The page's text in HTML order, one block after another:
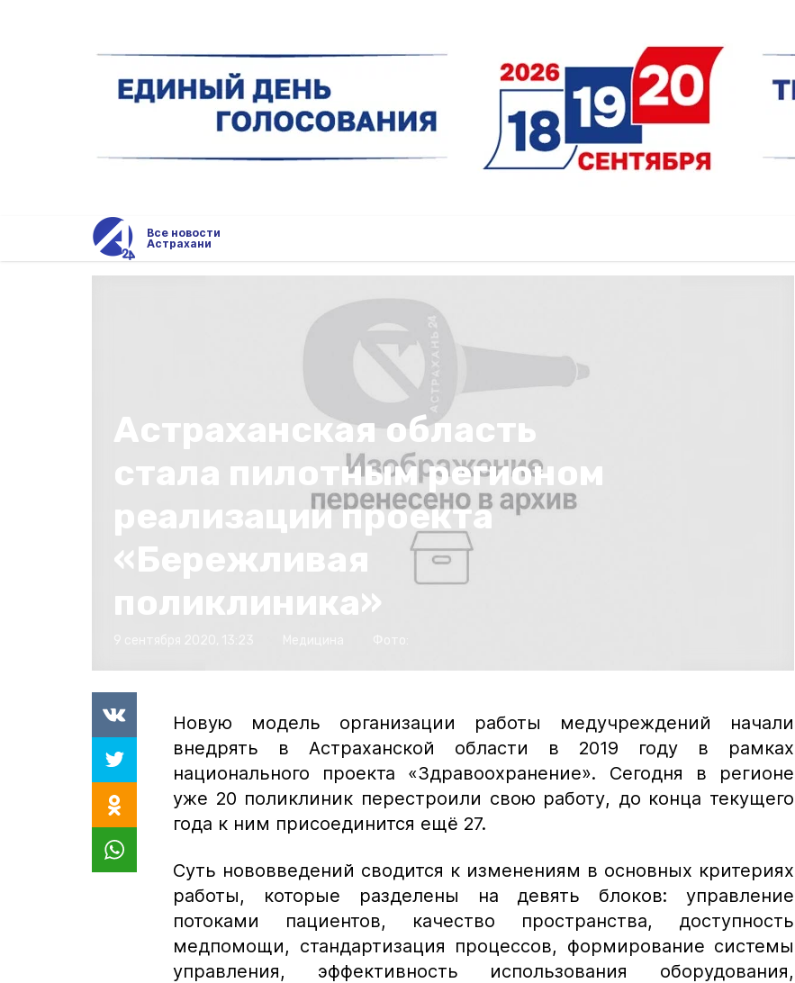
Все новости
Астрахани
Астраханская область
стала пилотным регионом
реализации проекта
«Бережливая
поликлиника»
Новую модель организации работы медучреждений начали
внедрять в Астраханской области в 2019 году в рамках
национального проекта «Здравоохранение». Сегодня в регионе
уже 20 поликлиник перестроили свою работу, до конца текущего
года к ним присоединится ещё 27.
Суть нововведений сводится к изменениям в основных критериях
работы, которые разделены на девять блоков: управление
потоками пациентов, качество пространства, доступность
медпомощи, стандартизация процессов, формирование системы
управления, эффективность использования оборудования,